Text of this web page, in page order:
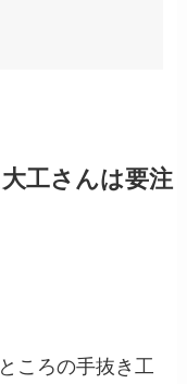
工さんは要注
ころの手抜き工